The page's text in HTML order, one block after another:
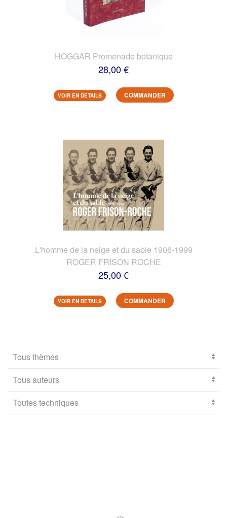
HOGGAR Promenade botanique
28,00 €
VOIR EN DETAILS COMMANDER
L'homme de la neige et du sable 1906-1999
ROGER FRISON ROCHE
25,00 €
VOIR EN DETAILS COMMANDER